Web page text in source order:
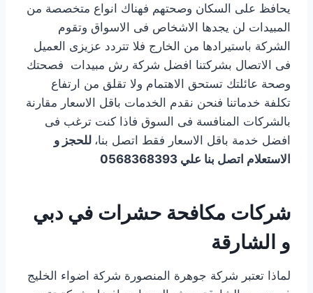
يحافظ على السكان وصحتهم فهناك انواع متخصصة من
المبيدات لن يجدها الاشخاص فى الاسواق وتقوم
الشركة باستيرادها من الخارج فلا تتردد عزيزى العميل
فى الاتصال بشركتنا افضل شركة رش مبيدات فصحتك
وصحة عائلتك تستحق الاهتمام ولا تقلق من ارتفاع
تكلفة خدماتنا فنحن نقدم الخدمات باقل الاسعار مقارنة
بالشركات المنافسة فى السوق فاذا كنت ترغب فى
افضل خدمة باقل الاسعار فقط اتصل بنا، للحجز و
الاستعلام اتصل بنا علي 0568368393
شركات مكافحة حشرات في دبي
و الشارقة
لماذا تعتبر شركة جوهرة المنصورة شركة اضواء الخليج